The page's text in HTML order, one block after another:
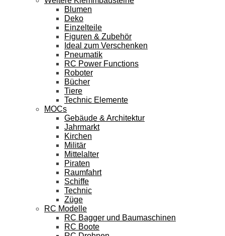
Blumen
Deko
Einzelteile
Figuren & Zubehör
Ideal zum Verschenken
Pneumatik
RC Power Functions
Roboter
Bücher
Tiere
Technic Elemente
MOCs
Gebäude & Architektur
Jahrmarkt
Kirchen
Militär
Mittelalter
Piraten
Raumfahrt
Schiffe
Technic
Züge
RC Modelle
RC Bagger und Baumaschinen
RC Boote